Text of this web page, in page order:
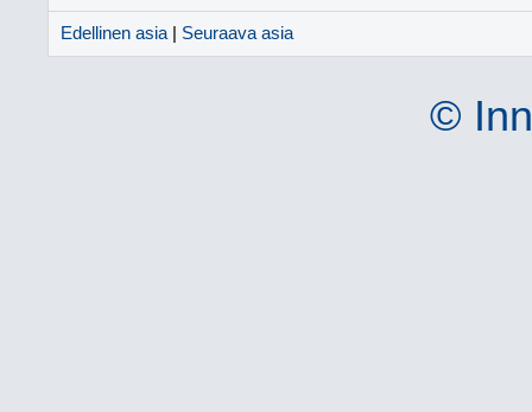
Edellinen asia Seuraava asia
©